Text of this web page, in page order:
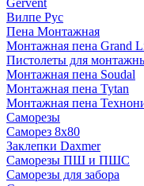
Gervent
Вилпе Рус
Пена Монтажнaя
Монтажная пена Grand
Пистолеты для
Монтажная пена Soudal
Монтажная пена Tytan
Монтажная пена
Саморезы
Саморез 8х80
Заклепки Daxmer
Саморезы ПШ и ПШС
Саморезы для забора